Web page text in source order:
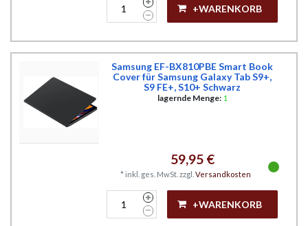
+WARENKORB
Samsung EF-BX810PBE Smart Book
Cover für Samsung Galaxy Tab S9+,
S9 FE+, S10+ Schwarz
lagernde Menge: 1
59,95 €
* inkl. ges. MwSt. zzgl. Versandkosten
+WARENKORB